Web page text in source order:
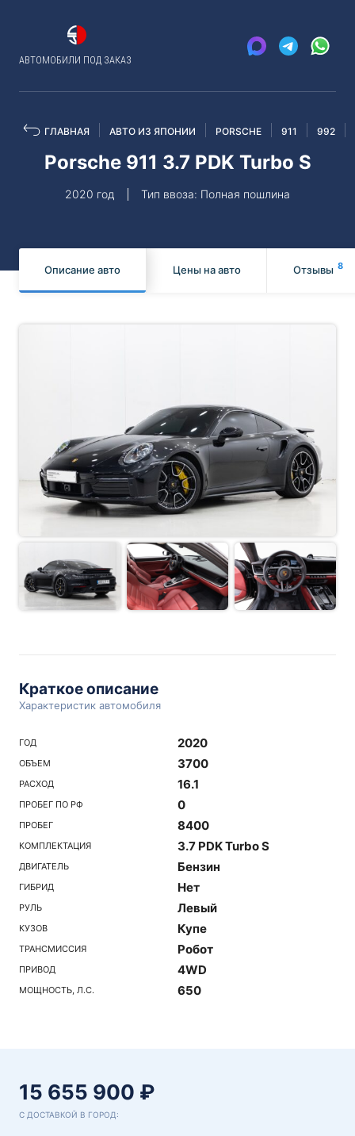
АВТОМОБИЛИ ПОД ЗАКАЗ
ГЛАВНАЯ АВТО ИЗ ЯПОНИИ PORSCHE 911 992
Porsche 911 3.7 PDK Turbo S
2020 год Тип ввоза: Полная пошлина
Описание авто Цены на авто Отзывы 8
Краткое описание
Характеристик автомобиля
ГОД 2020
ОБЪЕМ 3700
РАСХОД 16.1
ПРОБЕГ ПО РФ 0
ПРОБЕГ 8400
КОМПЛЕКТАЦИЯ 3.7 PDK Turbo S
ДВИГАТЕЛЬ Бензин
ГИБРИД Нет
РУЛЬ Левый
КУЗОВ Купе
ТРАНСМИССИЯ Робот
ПРИВОД 4WD
МОЩНОСТЬ, Л.С. 650
15 655 900 ₽
С ДОСТАВКОЙ В ГОРОД: